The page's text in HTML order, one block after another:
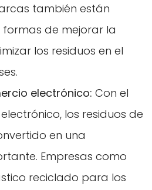
también están
de mejorar la
los residuos en el
electrónico: Con el
los residuos de
en una
Empresas como
reciclado para los
Sí, lo soy